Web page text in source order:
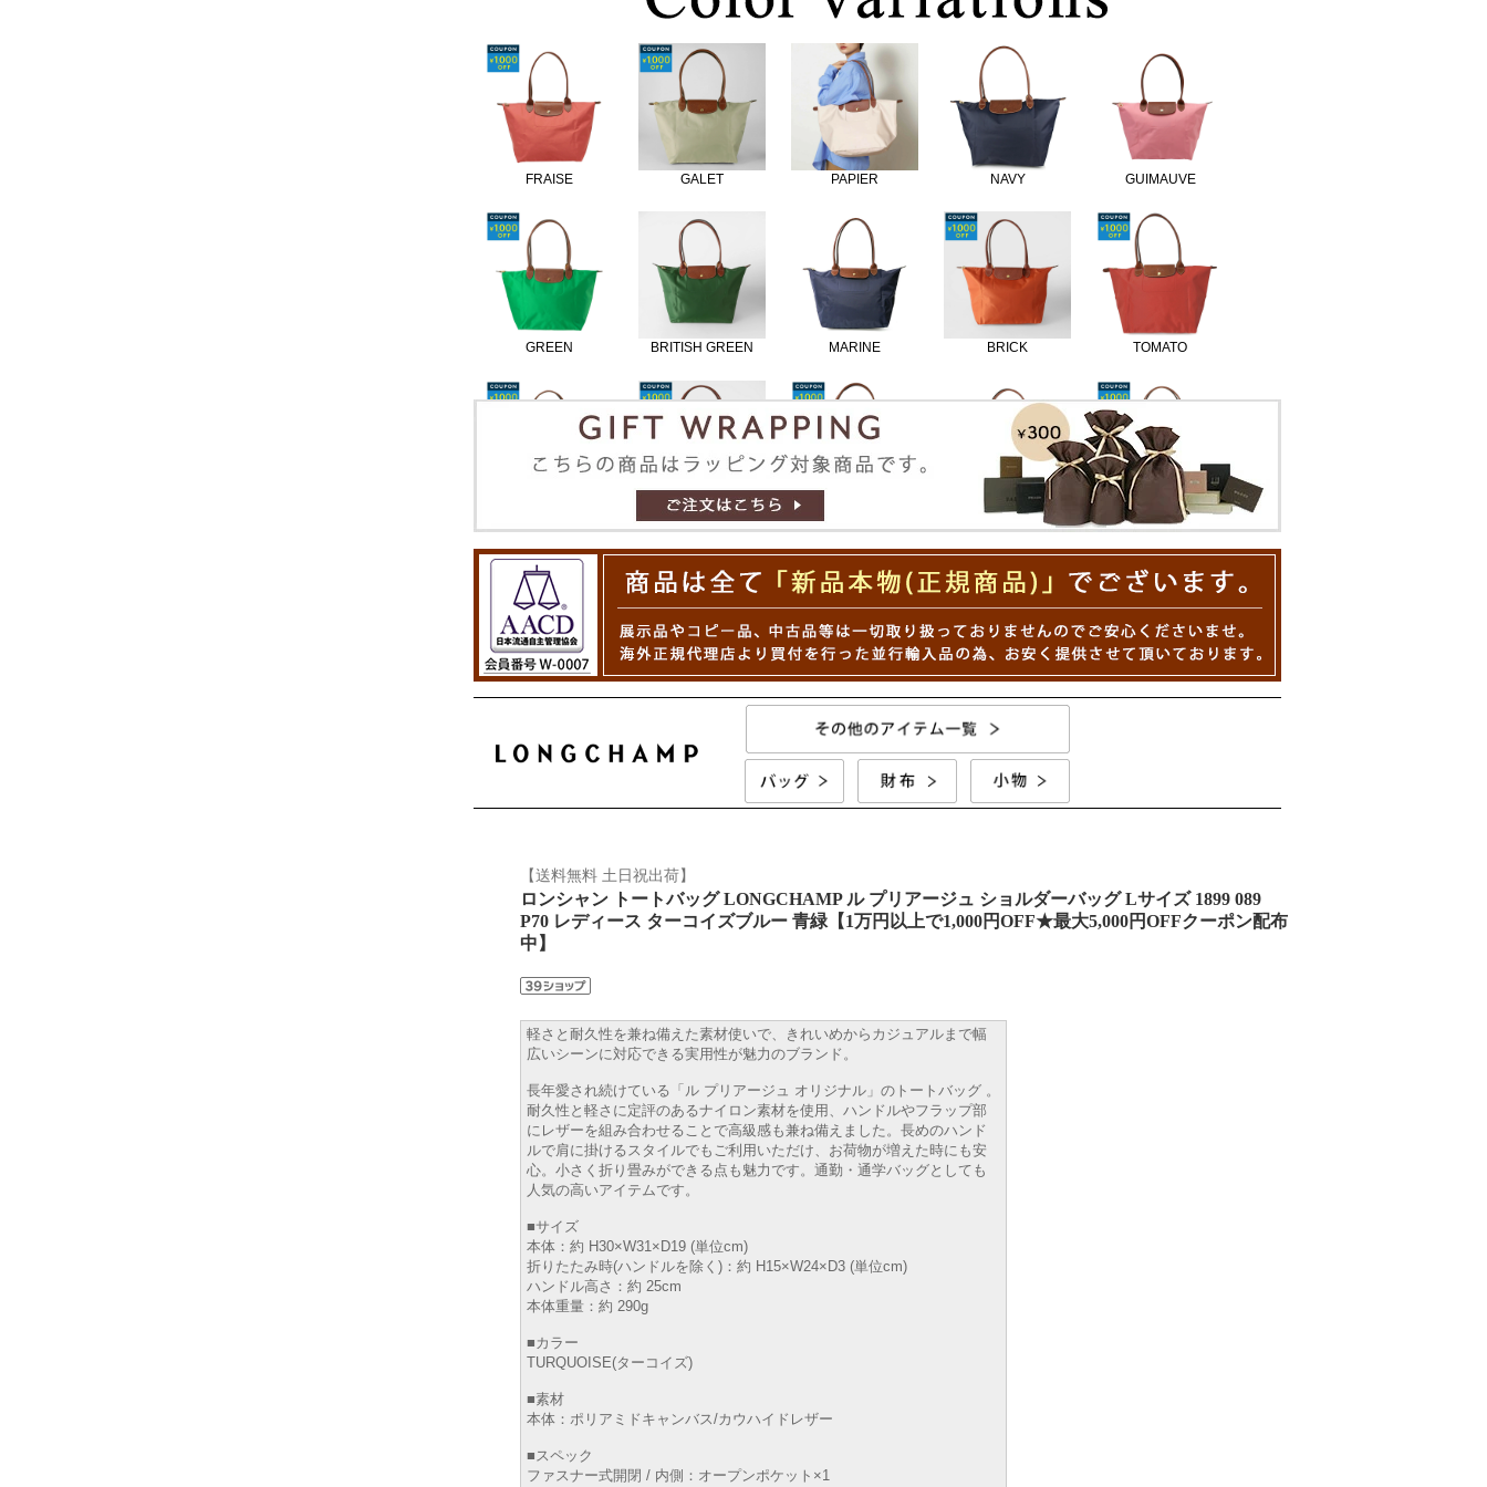
【送料無料 土日祝出荷】
ロンシャン トートバッグ LONGCHAMP ル プリアージュ ショルダーバッグ Lサイズ 1899 089
P70 レディース ターコイズブルー 青緑【1万円以上で1,000円OFF★最大5,000円OFFクーポン配布
中】
軽さと耐久性を兼ね備えた素材使いで、きれいめからカジュアルまで幅
広いシーンに対応できる実用性が魅力のブランド。
長年愛され続けている「ル プリアージュ オリジナル」のトートバッグ 。
耐久性と軽さに定評のあるナイロン素材を使用、ハンドルやフラップ部
にレザーを組み合わせることで高級感も兼ね備えました。長めのハンド
ルで肩に掛けるスタイルでもご利用いただけ、お荷物が増えた時にも安
心。小さく折り畳みができる点も魅力です。通勤・通学バッグとしても
人気の高いアイテムです。
■サイズ
本体：約 H30×W31×D19 (単位cm)
折りたたみ時(ハンドルを除く)：約 H15×W24×D3 (単位cm)
ハンドル高さ：約 25cm
本体重量：約 290g
■カラー
TURQUOISE(ターコイズ)
■素材
本体：ポリアミドキャンバス/カウハイドレザー
■スペック
ファスナー式開閉 / 内側：オープンポケット×1